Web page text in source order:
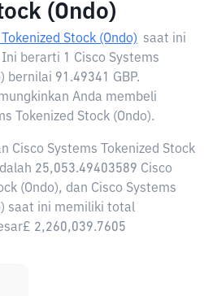
(Ondo)
Stock (Ondo) saat ini
Ini berarti 1 Cisco Systems
bernilai 91.49341 GBP.
Anda membeli
Tokenized Stock (Ondo).
Cisco Systems Tokenized Stock
25,053.49403589 Cisco
(Ondo), dan Cisco Systems
saat ini memiliki total
2,260,039.7605